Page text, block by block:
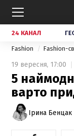
24 КАНАЛ
Fashion Fashion-
19 вересня, 17:00
5
варто
Ірина Бенцак